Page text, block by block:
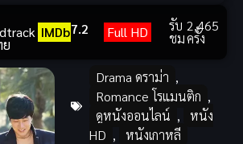
IMDb7.2 Full HD รับ
ชม
2,465
ครั้ง
Drama ดราม่า ,
Romance โรแมนติก ,
ดูหนังออนไลน์ ,
หนัง
HD , หนังเกาหลี